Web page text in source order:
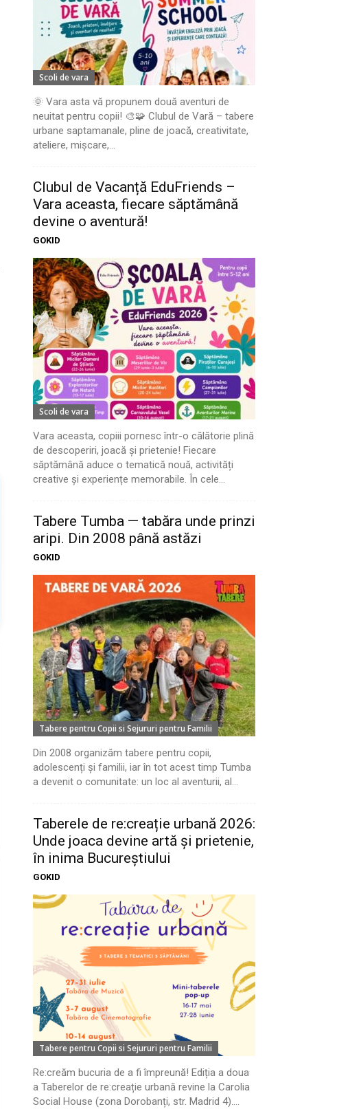
Scoli de vara
🌞 Vara asta vă propunem două aventuri de
neuitat pentru copii! 🎨🧩 Clubul de Vară – tabere
urbane saptamanale, pline de joacă, creativitate,
ateliere, mișcare,...
Clubul de Vacanță EduFriends –
Vara aceasta, fiecare săptămână
devine o aventură!
GOKID
Scoli de vara
Vara aceasta, copiii pornesc într-o călătorie plină
de descoperiri, joacă și prietenie! Fiecare
săptămână aduce o tematică nouă, activități
creative și experiențe memorabile. În cele...
Tabere Tumba — tabăra unde prinzi
aripi. Din 2008 până astăzi
GOKID
Tabere pentru Copii si Sejururi pentru Familii
Din 2008 organizăm tabere pentru copii,
adolescenți și familii, iar în tot acest timp Tumba
a devenit o comunitate: un loc al aventurii, al...
Taberele de re:creație urbană 2026:
Unde joaca devine artă și prietenie,
în inima Bucureștiului
GOKID
Tabere pentru Copii si Sejururi pentru Familii
Re:creăm bucuria de a fi împreună! Ediția a doua
a Taberelor de re:creație urbană revine la Carolia
Social House (zona Dorobanți, str. Madrid 4)....